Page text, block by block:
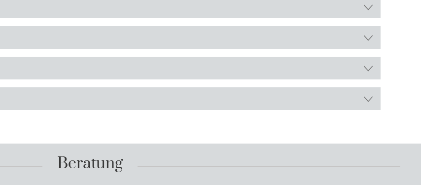
Beratung